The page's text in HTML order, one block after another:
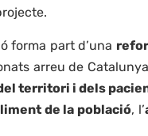
forma part d’una
arreu de
territori i dels
de la població, l’